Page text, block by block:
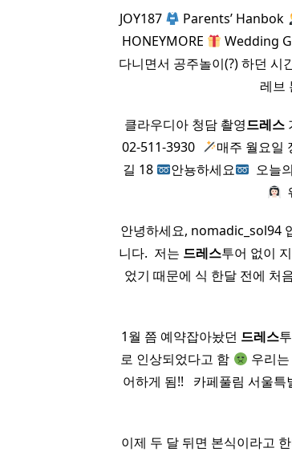
JOY187 Parents’ Hanbok
HONEYMORE
Wedding
다니면서 공주놀이(?) 하던 시
레브
클라우디아 청담 촬영드레스
02-511-3930 ​
매주 월요일
길 18
안뇽하세요 오늘
안녕하세요, nomadic_sol94
니다. ​ 저는 드레스투어 없이
었기 때문에 식 한달 전에 처
​ 1월 쯤 예약잡아놨던 드레스
로 인상되었다고 함
우리
어하게 됨!! ​ ​ 카페풀림 서울
이제 두 달 뒤면 본식이라고